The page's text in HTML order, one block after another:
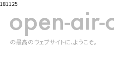
の最高のウェブサイトに、ようこそ。
181125